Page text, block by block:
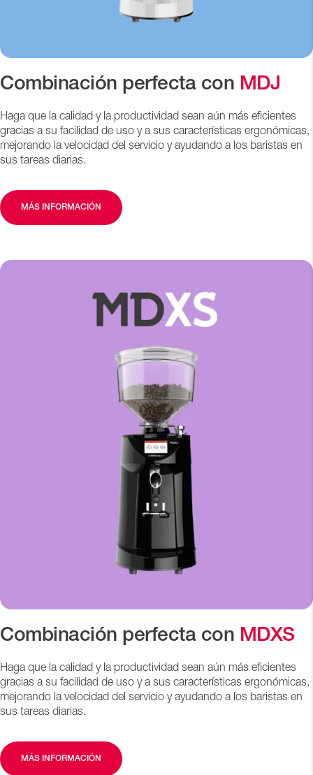
Combinación perfecta con MDJ
Haga que la calidad y la productividad sean aún más eficientes
gracias a su facilidad de uso y a sus características ergonómicas,
mejorando la velocidad del servicio y ayudando a los baristas en
sus tareas diarias.
MÁS INFORMACIÓN
Combinación perfecta con MDXS
Haga que la calidad y la productividad sean aún más eficientes
gracias a su facilidad de uso y a sus características ergonómicas,
mejorando la velocidad del servicio y ayudando a los baristas en
sus tareas diarias.
MÁS INFORMACIÓN